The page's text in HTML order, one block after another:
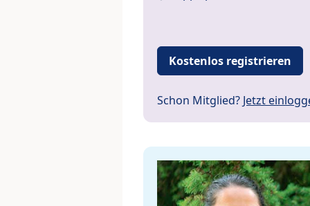
Kostenlos registrieren
Schon Mitglied? Jetzt